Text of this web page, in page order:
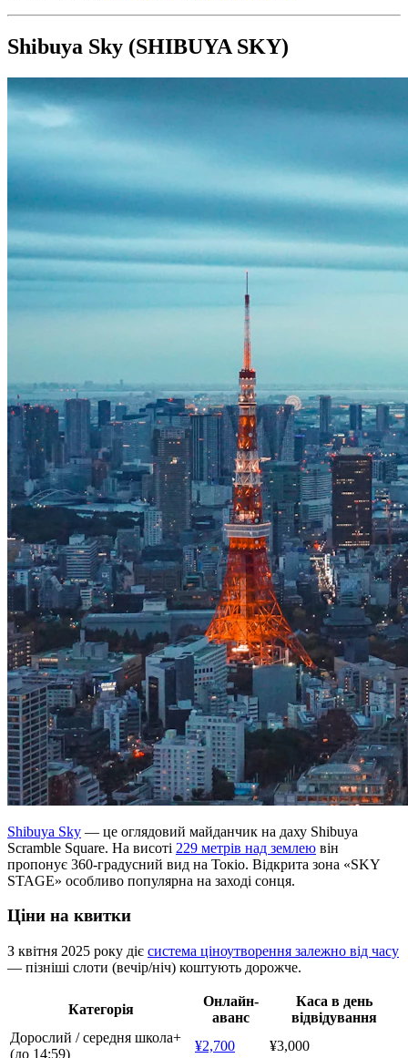
Shibuya Sky (SHIBUYA SKY)
Shibuya Sky — це оглядовий майданчик на даху Shibuya
Scramble Square. На висоті 229 метрів над землею він
пропонує 360-градусний вид на Токіо. Відкрита зона «SKY
STAGE» особливо популярна на заході сонця.
Ціни на квитки
З квітня 2025 року діє система ціноутворення залежно від часу
— пізніші слоти (вечір/ніч) коштують дорожче.
Категорія
Онлайн-
аванс
Каса в день
відвідування
Дорослий / середня школа+
(до 14:59)
¥2,700 ¥3,000